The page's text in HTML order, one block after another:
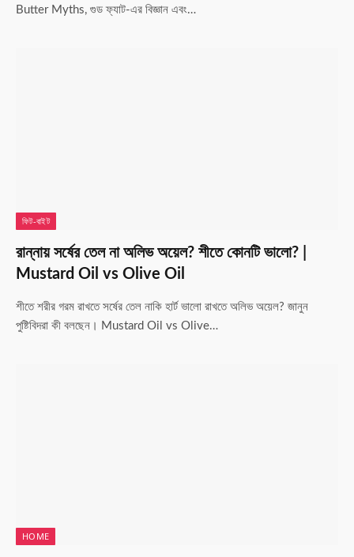
Butter Myths, গুড ফ্যাট-এর বিজ্ঞান এবং…
ফিট-বাইট
রান্নায় সর্ষের তেল না অলিভ অয়েল? শীতে কোনটি ভালো? |
Mustard Oil vs Olive Oil
শীতে শরীর গরম রাখতে সর্ষের তেল নাকি হার্ট ভালো রাখতে অলিভ অয়েল? জানুন
পুষ্টিবিদরা কী বলছেন। Mustard Oil vs Olive…
HOME